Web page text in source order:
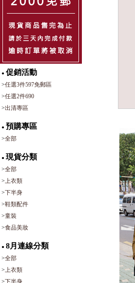
● 促銷活動
>任選3件597免郵區
>任選2件690
>出清專區
● 預購專區
>全部
● 現貨分類
>全部
>上衣類
>下半身
>鞋類配件
>童裝
>食品美妝
● 8月連線分類
>全部
>上衣類
>下半身